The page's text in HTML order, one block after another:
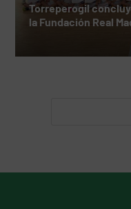
Torreperogil
la Fundación Real